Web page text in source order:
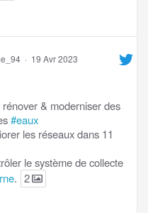
· 19 Avr 2023
& moderniser des
#eaux
les réseaux dans 11
le système de collecte
. 2